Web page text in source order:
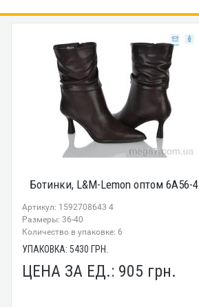
Ботинки, L&M-Lemon оптом 6A56-4
Артикул: 1592708643 4
Размеры: 36-40
Количество в упаковке: 6
УПАКОВКА: 5430 ГРН.
ЦЕНА ЗА ЕД.: 905 грн.